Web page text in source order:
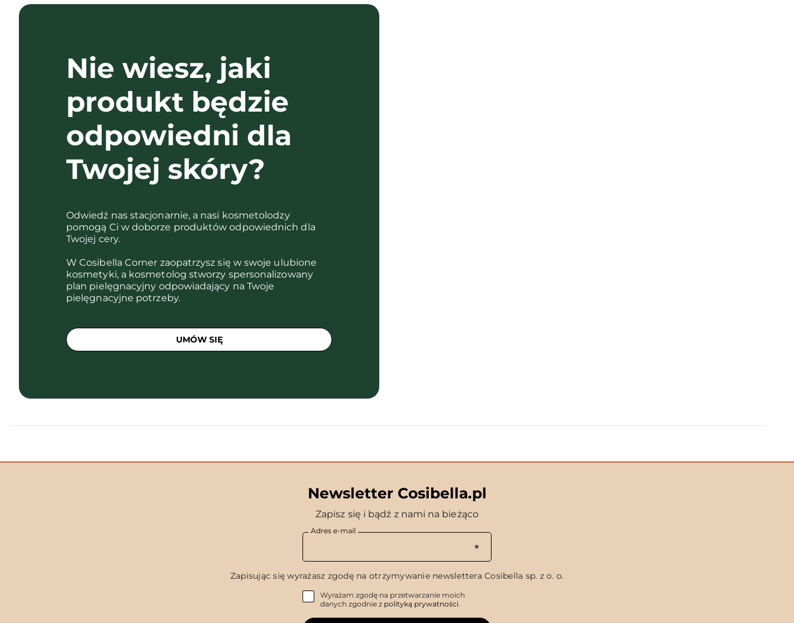
Nie wiesz, jaki
produkt będzie
odpowiedni dla
Twojej skóry?
Odwiedź nas stacjonarnie, a nasi kosmetolodzy
pomogą Ci w doborze produktów odpowiednich dla
Twojej cery.
W Cosibella Corner zaopatrzysz się w swoje ulubione
kosmetyki, a kosmetolog stworzy spersonalizowany
plan pielęgnacyjny odpowiadający na Twoje
pielęgnacyjne potrzeby.
UMÓW SIĘ
Newsletter Cosibella.pl
Zapisz się i bądź z nami na bieżąco
Adres e-mail
Zapisując się wyrażasz zgodę na otrzymywanie newslettera Cosibella sp. z o. o.
Wyrażam zgodę na przetwarzanie moich
danych zgodnie z polityką prywatności.